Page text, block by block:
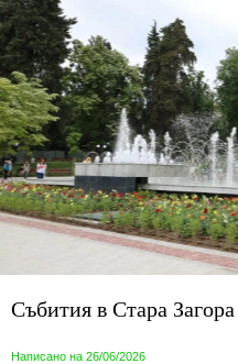
Събития в Стара
Написано на 26/06/2026